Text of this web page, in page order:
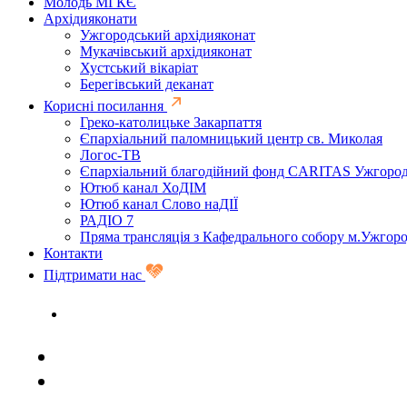
Архідияконати
Ужгородський архідияконат
Мукачівський архідияконат
Хустський вікаріат
Берегівський деканат
Корисні посилання
Греко-католицьке Закарпаття
Єпархіальний паломницький центр св. Миколая
Логос-ТВ
Єпархіальний благодійний фонд CARITAS
Ютюб канал ХоДІМ
Ютюб канал Слово наДІЇ
РАДІО 7
Пряма трансляція з Кафедрального собору
Контакти
Підтримати нас